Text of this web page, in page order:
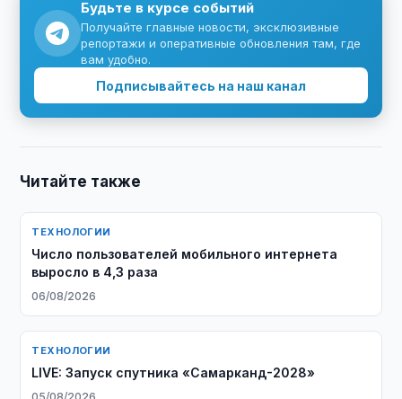
Будьте в курсе событий
Получайте главные новости, эксклюзивные
репортажи и оперативные обновления там, где
вам удобно.
Подписывайтесь на наш канал
Читайте также
ТЕХНОЛОГИИ
Число пользователей мобильного интернета
выросло в 4,3 раза
06/08/2026
ТЕХНОЛОГИИ
LIVE: Запуск спутника «Самарканд-2028»